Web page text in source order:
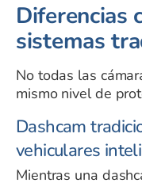
Diferencias
sistemas
No todas las
mismo nivel de
Dashcam
vehiculares
Mientras una